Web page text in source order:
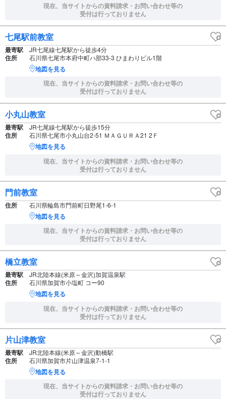
現在、当サイトからの資料請求・お問い合わせ等の
受付は行っておりません
七尾駅前教室
最寄駅 JR七尾線七尾駅から徒歩4分
住所 石川県七尾市本府中町ハ部33-3 ひまわりビル1階
地図を見る
現在、当サイトからの資料請求・お問い合わせ等の
受付は行っておりません
小丸山教室
最寄駅 JR七尾線七尾駅から徒歩15分
住所 石川県七尾市小丸山台2-51 ＭＡＧＵＲＡ21 2Ｆ
地図を見る
現在、当サイトからの資料請求・お問い合わせ等の
受付は行っておりません
門前教室
住所 石川県輪島市門前町日野尾1-6-1
地図を見る
現在、当サイトからの資料請求・お問い合わせ等の
受付は行っておりません
橋立教室
最寄駅 JR北陸本線(米原～金沢)加賀温泉駅
住所 石川県加賀市小塩町 コー90
地図を見る
現在、当サイトからの資料請求・お問い合わせ等の
受付は行っておりません
片山津教室
最寄駅 JR北陸本線(米原～金沢)動橋駅
住所 石川県加賀市片山津温泉7-1-1
地図を見る
現在、当サイトからの資料請求・お問い合わせ等の
受付は行っておりません